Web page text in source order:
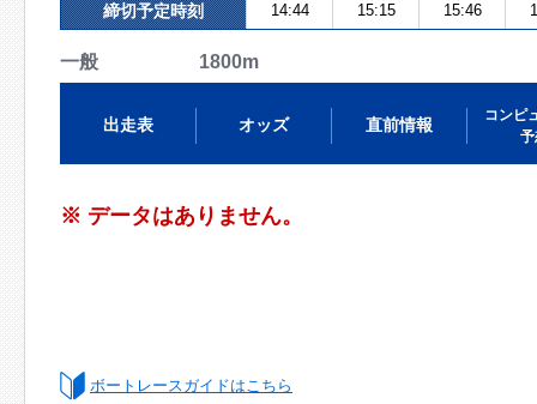
締切予定時刻 14:44 15:15 15:46
一般 1800m
出走表 オッズ 直前情報
コンピ
予
※ データはありません。
ボートレースガイドはこちら